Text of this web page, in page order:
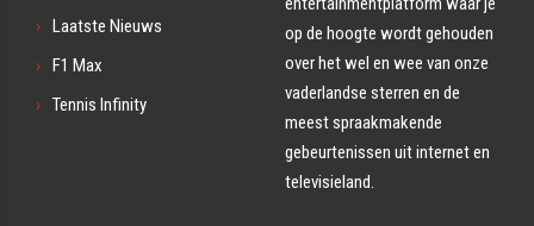
Laatste Nieuws
F1 Max
Tennis Infinity
op de hoogte wordt gehouden
over het wel en wee van onze
vaderlandse sterren en de
meest spraakmakende
gebeurtenissen uit internet en
televisieland.